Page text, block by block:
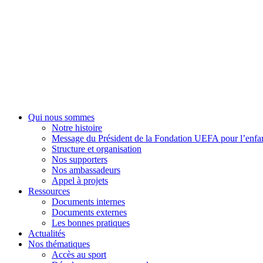
Fondation UEFA
Qui nous sommes
Notre histoire
Message du Président de la Fondation UEFA pour
Structure et organisation
Nos supporters
Nos ambassadeurs
Appel à projets
Ressources
Documents internes
Documents externes
Les bonnes pratiques
Actualités
Nos thématiques
Accès au sport